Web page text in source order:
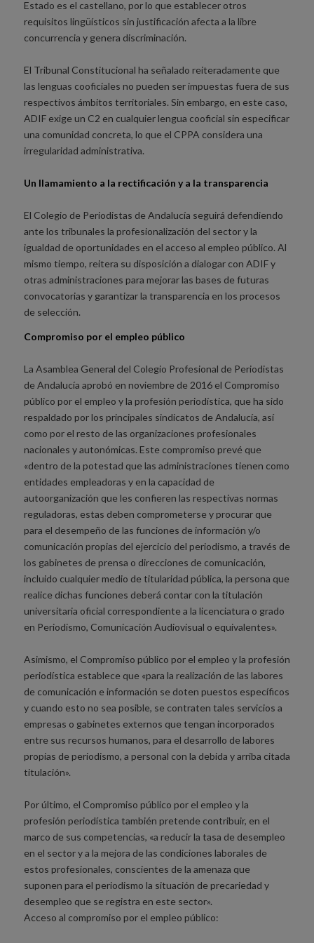
Estado es el castellano, por lo que establecer otros
requisitos lingüísticos sin justificación afecta a la libre
concurrencia y genera discriminación.
El Tribunal Constitucional ha señalado reiteradamente que
las lenguas cooficiales no pueden ser impuestas fuera de sus
respectivos ámbitos territoriales. Sin embargo, en este caso,
ADIF exige un C2 en cualquier lengua cooficial sin especificar
una comunidad concreta, lo que el CPPA considera una
irregularidad administrativa.
Un llamamiento a la rectificación y a la transparencia
El Colegio de Periodistas de Andalucía seguirá defendiendo
ante los tribunales la profesionalización del sector y la
igualdad de oportunidades en el acceso al empleo público. Al
mismo tiempo, reitera su disposición a dialogar con ADIF y
otras administraciones para mejorar las bases de futuras
convocatorias y garantizar la transparencia en los procesos
de selección.
Compromiso por el empleo público
La Asamblea General del Colegio Profesional de Periodistas
de Andalucía aprobó en noviembre de 2016 el Compromiso
público por el empleo y la profesión periodística, que ha sido
respaldado por los principales sindicatos de Andalucía, así
como por el resto de las organizaciones profesionales
nacionales y autonómicas. Este compromiso prevé que
«dentro de la potestad que las administraciones tienen como
entidades empleadoras y en la capacidad de
autoorganización que les confieren las respectivas normas
reguladoras, estas deben comprometerse y procurar que
para el desempeño de las funciones de información y/o
comunicación propias del ejercicio del periodismo, a través de
los gabinetes de prensa o direcciones de comunicación,
incluido cualquier medio de titularidad pública, la persona que
realice dichas funciones deberá contar con la titulación
universitaria oficial correspondiente a la licenciatura o grado
en Periodismo, Comunicación Audiovisual o equivalentes».
Asimismo, el Compromiso público por el empleo y la profesión
periodística establece que «para la realización de las labores
de comunicación e información se doten puestos específicos
y cuando esto no sea posible, se contraten tales servicios a
empresas o gabinetes externos que tengan incorporados
entre sus recursos humanos, para el desarrollo de labores
propias de periodismo, a personal con la debida y arriba citada
titulación».
Por último, el Compromiso público por el empleo y la
profesión periodística también pretende contribuir, en el
marco de sus competencias, «a reducir la tasa de desempleo
en el sector y a la mejora de las condiciones laborales de
estos profesionales, conscientes de la amenaza que
suponen para el periodismo la situación de precariedad y
desempleo que se registra en este sector».
Acceso al compromiso por el empleo público: